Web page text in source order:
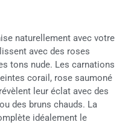
naturellement avec votre
avec des roses
tons nude. Les carnations
corail, rose saumoné
leur éclat avec des
des bruns chauds. La
idéalement le